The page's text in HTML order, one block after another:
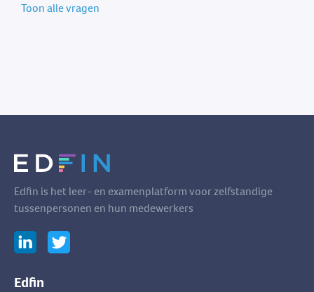
Toon alle vragen
Edfin is het leer- en examenplatform voor zelfstandige
tussenpersonen en hun medewerkers
Edfin